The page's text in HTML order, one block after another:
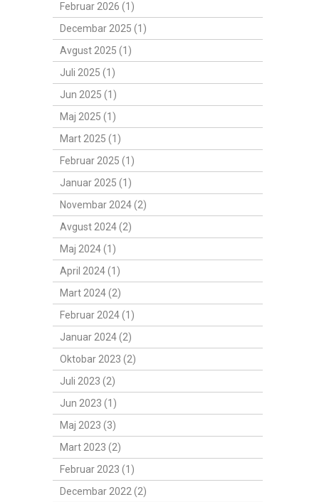
Februar 2026 (1)
Decembar 2025 (1)
Avgust 2025 (1)
Juli 2025 (1)
Jun 2025 (1)
Maj 2025 (1)
Mart 2025 (1)
Februar 2025 (1)
Januar 2025 (1)
Novembar 2024 (2)
Avgust 2024 (2)
Maj 2024 (1)
April 2024 (1)
Mart 2024 (2)
Februar 2024 (1)
Januar 2024 (2)
Oktobar 2023 (2)
Juli 2023 (2)
Jun 2023 (1)
Maj 2023 (3)
Mart 2023 (2)
Februar 2023 (1)
Decembar 2022 (2)